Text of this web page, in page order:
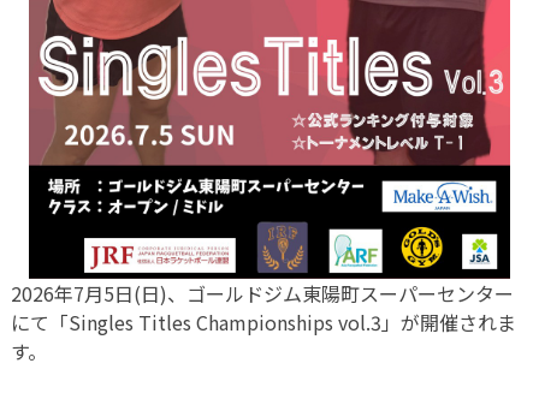
2026年7月5日(日)、ゴールドジム東陽町スーパーセンター
にて「Singles Titles Championships vol.3」が開催されま
す。